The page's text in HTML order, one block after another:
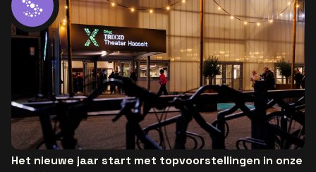
Het nieuwe jaar start met topvoorstellingen in onze